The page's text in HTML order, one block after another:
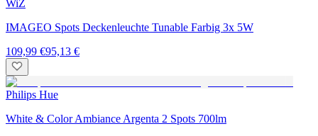
WiZ
IMAGEO Spots Deckenleuchte Tunable Farbig 3x 5W
109,99 €95,13 €
Philips Hue
White & Color Ambiance Argenta 2 Spots 700lm